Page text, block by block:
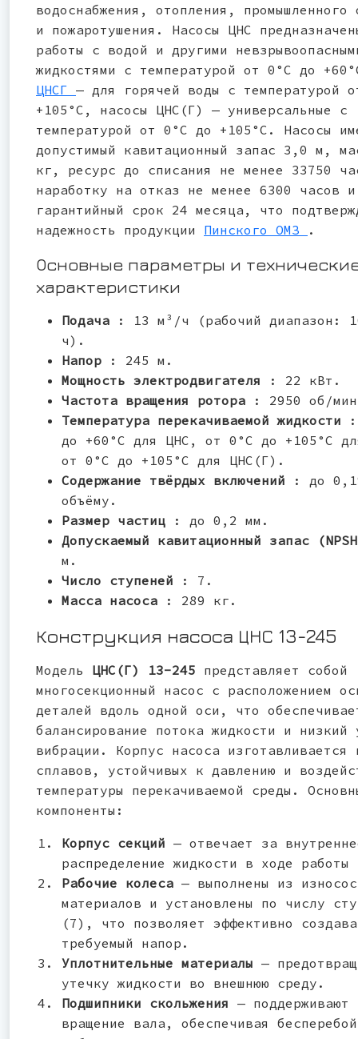
водоснабжения, отопления, промышленного
и пожаротушения. Насосы ЦНС
работы с водой и другими
жидкостями с температурой от 0°С до
ЦНСГ — для горячей воды с температурой
+105°С, насосы ЦНС(Г) — универсальные с
температурой от 0°С до +105°С. Насосы
допустимый кавитационный запас 3,0 м,
кг, ресурс до списания не менее 33750
наработку на отказ не менее 6300 часов и
гарантийный срок 24 месяца, что
надежность продукции Пинского ОМЗ .
Основные параметры и
характеристики
Подача
: 13 м³/ч (рабочий диапазон:
ч).
Напор
: 245 м.
Мощность электродвигателя
: 22 кВт.
Частота вращения ротора
: 2950 об/
Температура перекачиваемой жидкости
до +60°С для ЦНС, от 0°С до +105°С
от 0°С до +105°С для ЦНС(Г).
Содержание твёрдых включений
: до
объёму.
Размер частиц
: до 0,2 мм.
Допускаемый кавитационный запас
м.
Число ступеней
: 7.
Масса насоса
: 289 кг.
Конструкция насоса ЦНС 13-245
Модель ЦНС(Г) 13-245 представляет собой
многосекционный насос с расположением
деталей вдоль одной оси, что
балансирование потока жидкости и низкий
вибрации. Корпус насоса изготавливается
сплавов, устойчивых к давлению и
температуры перекачиваемой среды.
компоненты:
Корпус секций — отвечает за
распределение жидкости в ходе работы
Рабочие колеса — выполнены из
материалов и установлены по числу
(7), что позволяет эффективно
требуемый напор.
Уплотнительные материалы —
утечку жидкости во внешнюю среду.
Подшипники скольжения — поддерживают
вращение вала, обеспечивая